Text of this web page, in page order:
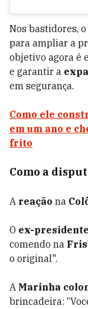
Nos bastidores, o
para ampliar a
objetivo agora é
e garantir a
em segurança.
Como ele
em um ano e
frito
Como a
A reação na
O ex-
comendo na
o original".
A Marinha
brincadeira: